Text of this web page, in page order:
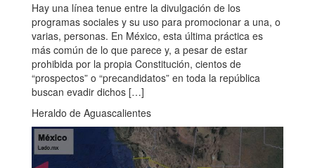
Hay una línea tenue entre la divulgación de los
programas sociales y su uso para promocionar a una, o
varias, personas. En México, esta última práctica es
más común de lo que parece y, a pesar de estar
prohibida por la propia Constitución, cientos de
“prospectos” o “precandidatos” en toda la república
buscan evadir dichos […]
Heraldo de Aguascalientes